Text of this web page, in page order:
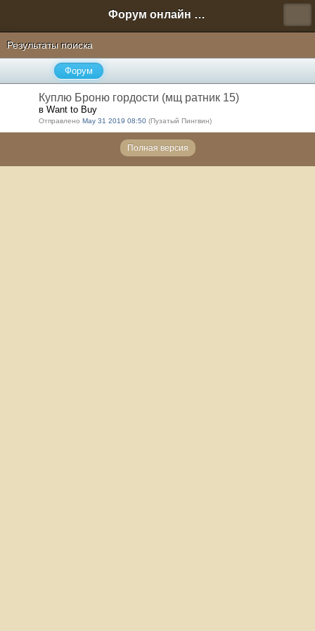
Форум онлайн игры "Новая Эра" (Нюра Биз)
Результаты поиска
Форум
Куплю Броню гордости (мщ ратник 15)
в Want to Buy
Отправлено May 31 2019 08:50 (Пузатый Пингвин)
Полная версия